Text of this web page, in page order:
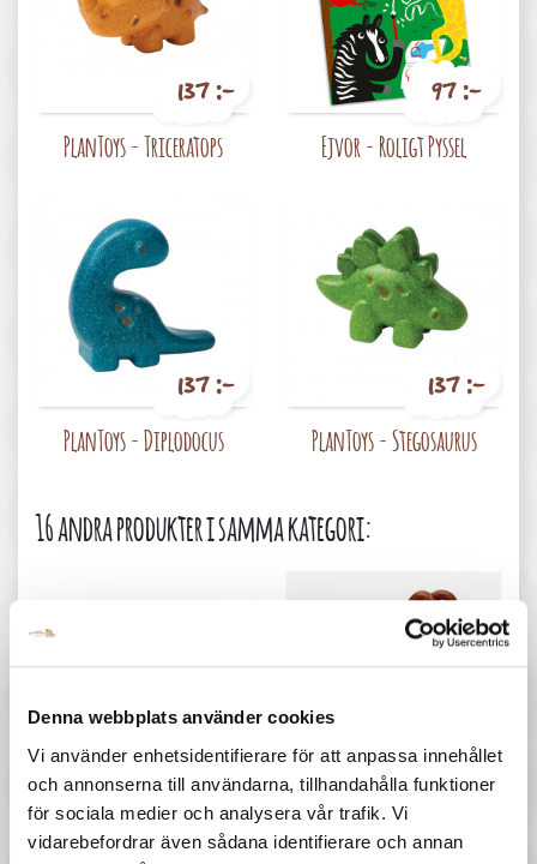
Denna webbplats använder cookies
Vi använder enhetsidentifierare för att anpassa innehållet
och annonserna till användarna, tillhandahålla funktioner
för sociala medier och analysera vår trafik. Vi
vidarebefordrar även sådana identifierare och annan
137 :-
PlanToys - Triceratops
97 :-
Ejvor - Roligt Pyssel
137 :-
PlanToys - Diplodocus
137 :-
PlanToys - Stegosaurus
16 andra produkter i samma kategori:
Pris
277 :-
PlanToys - Sandleksak, hink
och spadar
Pris
297 :-
PlanToys - Brödset